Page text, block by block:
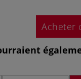
Acheter